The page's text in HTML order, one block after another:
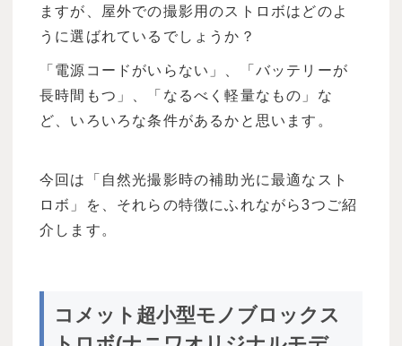
ますが、屋外での撮影用のストロボはどのよ
うに選ばれているでしょうか？
「電源コードがいらない」、「バッテリーが
長時間もつ」、「なるべく軽量なもの」な
ど、いろいろな条件があるかと思います。
今回は「自然光撮影時の補助光に最適なスト
ロボ」を、それらの特徴にふれながら3つご紹
介します。
コメット超小型モノブロックス